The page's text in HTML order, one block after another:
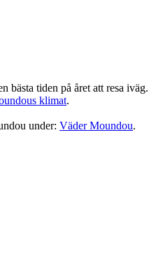
tiden på året att resa
klimat.
under: Väder Moundou.